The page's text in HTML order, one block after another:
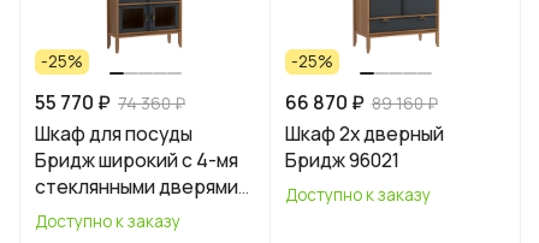
-25%
55 770 ₽ 74 360 ₽
Шкаф для посуды
Бридж широкий с 4-мя
стеклянными дверями
96400
Доступно к заказу
-25%
66 870 ₽ 89 160 ₽
Шкаф 2х дверный
Бридж 96021
Доступно к заказу